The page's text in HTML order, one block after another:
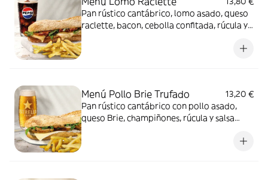
Pan rústico cantábrico, lomo asado, queso
raclette, bacon, cebolla confitada, rúcula y
Menú Pollo Brie Trufado
13,20 €
Pan rústico cantábrico con pollo asado,
queso Brie, champiñones, rúcula y salsa